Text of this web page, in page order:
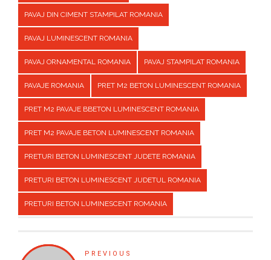
PAVAJ DIN CIMENT STAMPILAT ROMANIA
PAVAJ LUMINESCENT ROMANIA
PAVAJ ORNAMENTAL ROMANIA PAVAJ STAMPILAT ROMANIA
PAVAJE ROMANIA PRET M2 BETON LUMINESCENT ROMANIA
PRET M2 PAVAJE BBETON LUMINESCENT ROMANIA
PRET M2 PAVAJE BETON LUMINESCENT ROMANIA
PRETURI BETON LUMINESCENT JUDETE ROMANIA
PRETURI BETON LUMINESCENT JUDETUL ROMANIA
PRETURI BETON LUMINESCENT ROMANIA
PREVIOUS